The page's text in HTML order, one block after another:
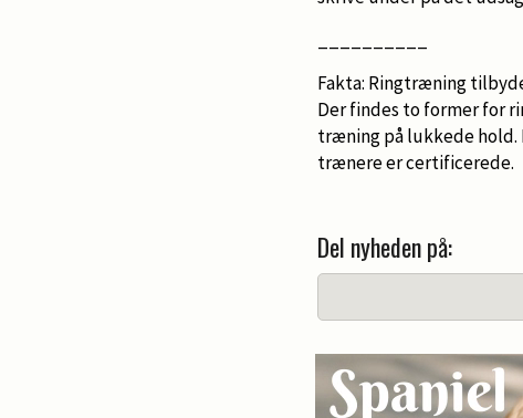
Fakta: Ringtræning
Der findes to former for
træning på lukkede hold.
trænere er certificerede.
Del nyheden på: